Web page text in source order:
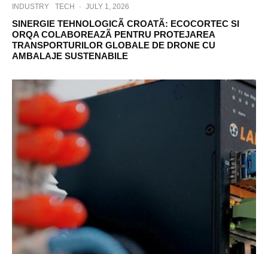
INDUSTRY TECH · JULY 1, 2026
SINERGIE TEHNOLOGICÃ CROATÃ: ECOCORTEC SI
ORQA COLABOREAZÃ PENTRU PROTEJAREA
TRANSPORTURILOR GLOBALE DE DRONE CU
AMBALAJE SUSTENABILE